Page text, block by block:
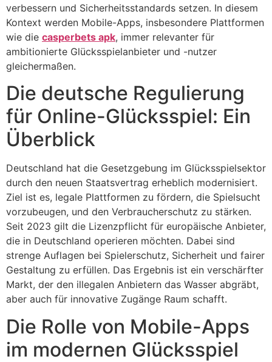
verbessern und Sicherheitsstandards setzen. In diesem
Kontext werden Mobile-Apps, insbesondere Plattformen
wie die casperbets apk, immer relevanter für
ambitionierte Glücksspielanbieter und -nutzer
gleichermaßen.
Die deutsche Regulierung
für Online-Glücksspiel: Ein
Überblick
Deutschland hat die Gesetzgebung im Glücksspielsektor
durch den neuen Staatsvertrag erheblich modernisiert.
Ziel ist es, legale Plattformen zu fördern, die Spielsucht
vorzubeugen, und den Verbraucherschutz zu stärken.
Seit 2023 gilt die Lizenzpflicht für europäische Anbieter,
die in Deutschland operieren möchten. Dabei sind
strenge Auflagen bei Spielerschutz, Sicherheit und fairer
Gestaltung zu erfüllen. Das Ergebnis ist ein verschärfter
Markt, der den illegalen Anbietern das Wasser abgräbt,
aber auch für innovative Zugänge Raum schafft.
Die Rolle von Mobile-Apps
im modernen Glücksspiel